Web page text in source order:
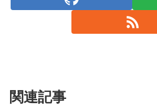
関連記事